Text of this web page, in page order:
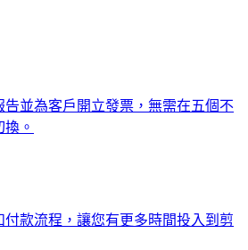
告並為客戶開立發票，無需在五個不
。
付款流程，讓您有更多時間投入到剪